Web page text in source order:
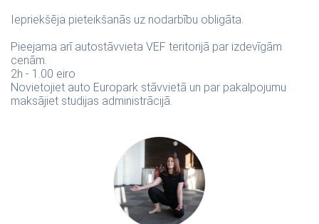
Iepriekšēja pieteikšanās uz nodarbību obligāta.
Pieejama arī autostāvvieta VEF teritorijā par izdevīgām
cenām.
2h - 1.00 eiro
Novietojiet auto Europark stāvvietā un par pakalpojumu
maksājiet studijas administrācijā.